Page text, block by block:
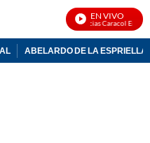
EN VIVO
Noticias Caracol En Vivo
ABELARDO DE LA ESPRIELLA